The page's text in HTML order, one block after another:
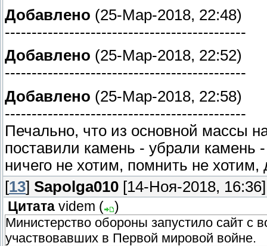
Добавлено (25-Мар-2018, 22:48)
---------------------------------------------
Добавлено (25-Мар-2018, 22:52)
---------------------------------------------
Добавлено (25-Мар-2018, 22:58)
---------------------------------------------
Печально, что из основной массы
поставили камень - убрали камень
ничего не хотим, помнить не хотим,
[13] Sapolga010 [14-Ноя-2018, 16:36]
Цитата videm (
)
Министерство обороны запустило сайт с
участвовавших в Первой мировой войне.